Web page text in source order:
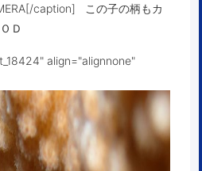
caption] この子の柄もカ
Ｄ
align="alignnone"